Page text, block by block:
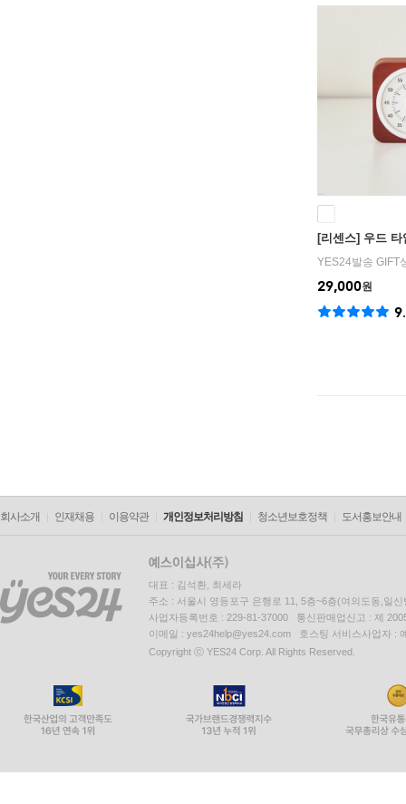
[리센스] 우드
YES24발송 GIFT
29,000원
회사소개 인재채용 이용약관 개인정보처리방침 청소년보호정책 도서홍보안내
대표 : 김석환, 최세라
주소 : 서울시 영등포구 은행로 11, 5층~6층(여의도동,일신
사업자등록번호 : 229-81-37000 통신판매업신고 : 제
이메일 : yes24help@yes24.com 호스팅 서비스사업자 :
Copyright ⓒ YES24 Corp. All Rights Reserved.